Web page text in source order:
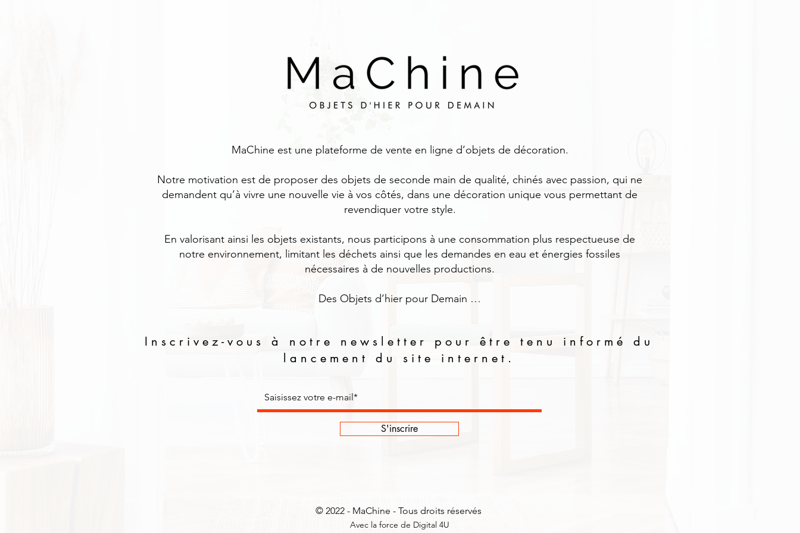
MaChine est une plateforme de vente en ligne d’objets de décoration.
Notre motivation est de proposer des objets de seconde main de qualité, chinés avec passion, qui ne
demandent qu’à vivre une nouvelle vie à vos côtés, dans une décoration unique vous permettant de
revendiquer votre style.
En valorisant ainsi les objets existants, nous participons à une consommation plus respectueuse de
notre environnement, limitant les déchets ainsi que les demandes en eau et énergies fossiles
nécessaires à de nouvelles productions.
Des Objets d’hier pour Demain …
Inscrivez-vous à notre newsletter pour être tenu informé du
lancement du site internet.
S'inscrire
© 2022 - MaChine - Tous droits réservés
Avec la force de Digital 4U